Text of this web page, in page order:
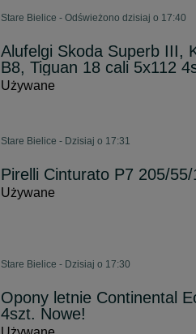
Stare Bielice - Odświeżono dzisiaj o 17:40
Alufelgi Skoda Superb III,
B8, Tiguan 18 cali 5x112
Używane
Stare Bielice - Dzisiaj o 17:31
Pirelli Cinturato P7 205/
Używane
Stare Bielice - Dzisiaj o 17:30
Opony letnie Continental
4szt. Nowe!